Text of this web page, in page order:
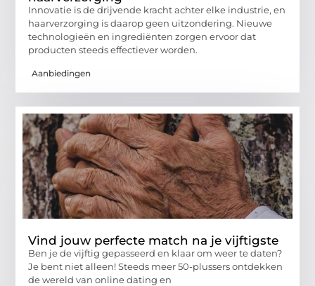
Innovatie is de drijvende kracht achter elke industrie, en
haarverzorging is daarop geen uitzondering. Nieuwe
technologieën en ingrediënten zorgen ervoor dat
producten steeds effectiever worden.
Aanbiedingen
Vind jouw perfecte match na je vijftigste
Ben je de vijftig gepasseerd en klaar om weer te daten?
Je bent niet alleen! Steeds meer 50-plussers ontdekken
de wereld van online dating en